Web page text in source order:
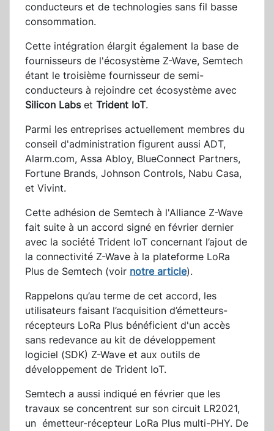
conducteurs et de technologies sans fil basse
consommation.
Cette intégration élargit également la base de
fournisseurs de l'écosystème Z-Wave, Semtech
étant le troisième fournisseur de semi-
conducteurs à rejoindre cet écosystème avec
Silicon Labset Trident IoT.
Parmi les entreprises actuellement membres du
conseil d'administration figurent aussi ADT,
Alarm.com, Assa Abloy, BlueConnect Partners,
Fortune Brands, Johnson Controls, Nabu Casa,
et Vivint.
Cette adhésion de Semtech à l'Alliance Z-Wave
fait suite à un accord signé en février dernier
avec la société Trident IoT concernant l’ajout de
la connectivité Z-Wave à la plateforme LoRa
Plus de Semtech (voir notre article).
Rappelons qu’au terme de cet accord, les
utilisateurs faisant l’acquisition d’émetteurs-
récepteurs LoRa Plus bénéficient d'un accès
sans redevance au kit de développement
logiciel (SDK) Z-Wave et aux outils de
développement de Trident IoT.
Semtech a aussi indiqué en février que les
travaux se concentrent sur son circuit LR2021,
un émetteur-récepteur LoRa Plus multi-PHY. De